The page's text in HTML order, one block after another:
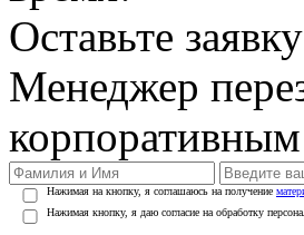
Оставьте заявку
Менеджер
Нажимая на кнопку, я соглашаюсь на получение
Нажимая кнопку, я даю согласие на обработку